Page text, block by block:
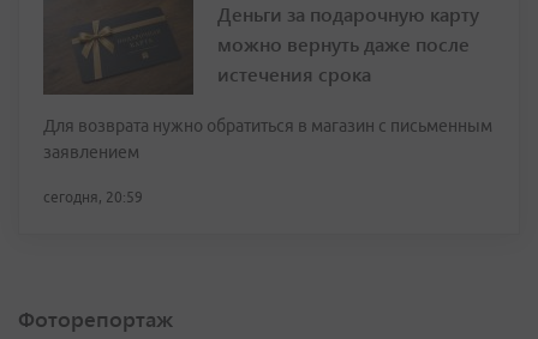
Деньги за подарочную карту
можно вернуть даже после
истечения срока
Для возврата нужно обратиться в магазин с письменным
заявлением
сегодня, 20:59
Фоторепортаж